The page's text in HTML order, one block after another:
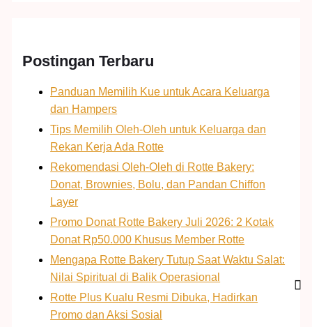
Postingan Terbaru
Panduan Memilih Kue untuk Acara Keluarga
dan Hampers
Tips Memilih Oleh-Oleh untuk Keluarga dan
Rekan Kerja Ada Rotte
Rekomendasi Oleh-Oleh di Rotte Bakery:
Donat, Brownies, Bolu, dan Pandan Chiffon
Layer
Promo Donat Rotte Bakery Juli 2026: 2 Kotak
Donat Rp50.000 Khusus Member Rotte
Mengapa Rotte Bakery Tutup Saat Waktu Salat:
Nilai Spiritual di Balik Operasional
Rotte Plus Kualu Resmi Dibuka, Hadirkan
Promo dan Aksi Sosial